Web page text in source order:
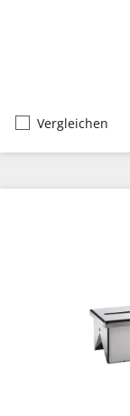
Vergleichen